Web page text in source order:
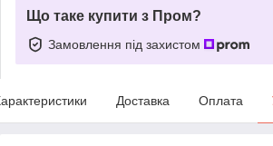
Що таке купити з Пром?
Замовлення під захистом
Доставка Оплата